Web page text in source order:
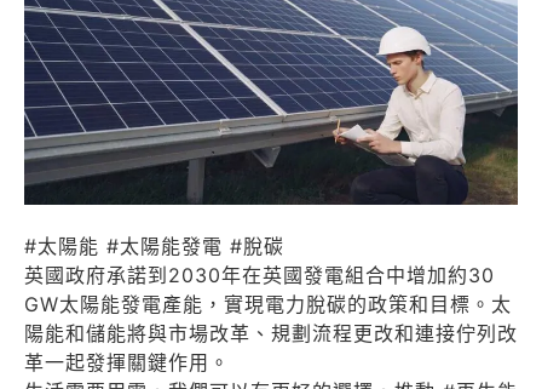
#太陽能 #太陽能發電 #脫碳
英國政府承諾到2030年在英國發電組合中增加約30
GW太陽能發電產能，實現電力脫碳的政策和目標。太
陽能和儲能將與市場改革、規劃流程更改和連接佇列改
革一起發揮關鍵作用。